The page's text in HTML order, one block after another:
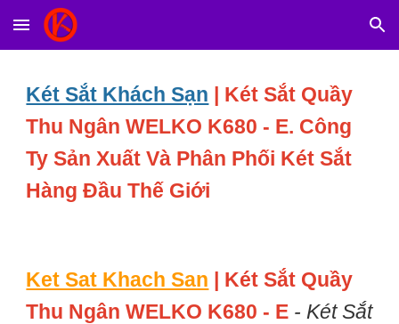
Skip to main content Skip to navigation
Két Sắt Khách Sạn | Két Sắt Quầy
Thu Ngân WELKO K680 - E. Công
Ty Sản Xuất Và Phân Phối Két Sắt
Hàng Đầu Thế Giới
Ket Sat Khach San | Két Sắt Quầy
Thu Ngân WELKO K680 - E - Két Sắt